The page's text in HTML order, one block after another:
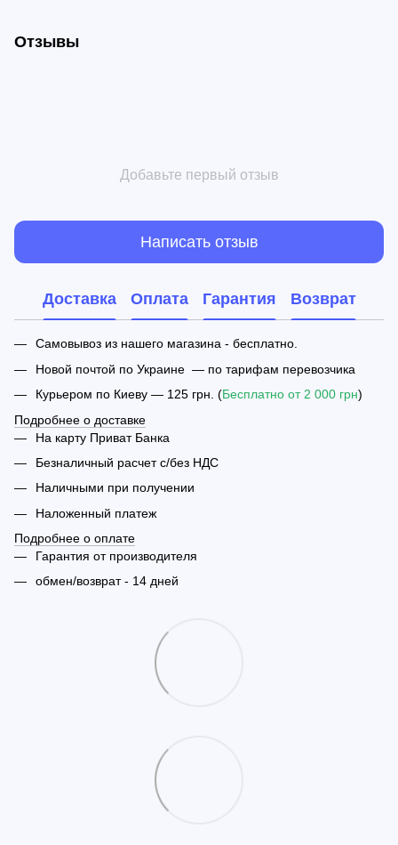
Отзывы
Добавьте первый отзыв
Написать отзыв
Доставка Оплата Гарантия Возврат
Самовывоз из нашего магазина - бесплатно.
Новой почтой по Украине — по тарифам перевозчика
Курьером по Киеву — 125 грн. (Бесплатно от 2 000 грн)
Подробнее о доставке
На карту Приват Банка
Безналичный расчет с/без НДС
Наличными при получении
Наложенный платеж
Подробнее о оплате
Гарантия от производителя
обмен/возврат - 14 дней